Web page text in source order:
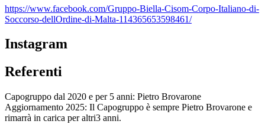
https://www.facebook.com/Gruppo-Biella-Cisom-Corpo-Italiano-di-
Soccorso-dellOrdine-di-Malta-114365653598461/
Instagram
Referenti
Capogruppo dal 2020 e per 5 anni: Pietro Brovarone
Aggiornamento 2025: Il Capogruppo è sempre Pietro Brovarone e
rimarrà in carica per altri3 anni.